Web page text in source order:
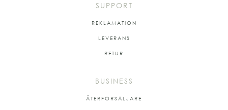
SUPPORT
REKLAMATION
LEVERANS
RETUR
BUSINESS
ÅTERFÖRSÄLJARE